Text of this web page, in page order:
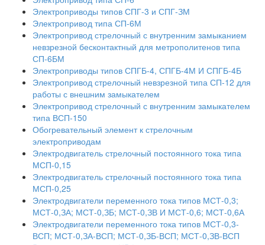
Электроприводы типов СПГ-3 и СПГ-ЗМ
Электропривод типа СП-6М
Электропривод стрелочный с внутренним замыканием
невзрезной бесконтактный для метрополитенов типа
СП-6БМ
Электроприводы типов СПГБ-4, СПГБ-4М И СПГБ-4Б
Электропривод стрелочный невзрезной типа СП-12 для
работы с внешним замыкателем
Электропривод стрелочный с внутренним замыкателем
типа ВСП-150
Обогревательный элемент к стрелочным
электроприводам
Электродвигатель стрелочный постоянного тока типа
МСП-0,15
Электродвигатель стрелочный постоянного тока типа
МСП-0,25
Электродвигатели переменного тока типов МСТ-0,3;
МСТ-0,ЗА; МСТ-0,ЗБ; МСТ-0,ЗВ И МСТ-0,6; МСТ-0,6А
Электродвигатели переменного тока типов МСТ-0,3-
ВСП; МСТ-0,ЗА-ВСП; МСТ-0,ЗБ-ВСП; МСТ-0,ЗВ-ВСП